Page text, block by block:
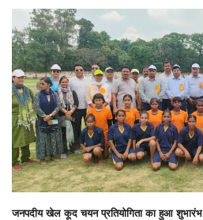
जनपदीय खेल कूद चयन प्रतियोगिता का हुआ शुभारंभ